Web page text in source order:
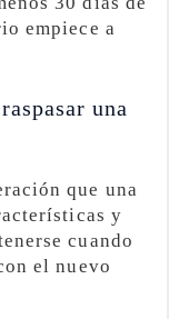
empiece a
una
que una
y
cuando
el nuevo